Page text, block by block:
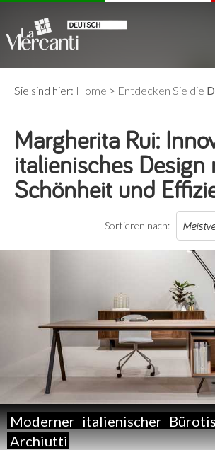
Sie sind hier: Home > Entdecken Sie die
Margherita Rui:
italienisches Design
Schönheit und
Sortieren nach:
Moderner italienischer
Archiutti